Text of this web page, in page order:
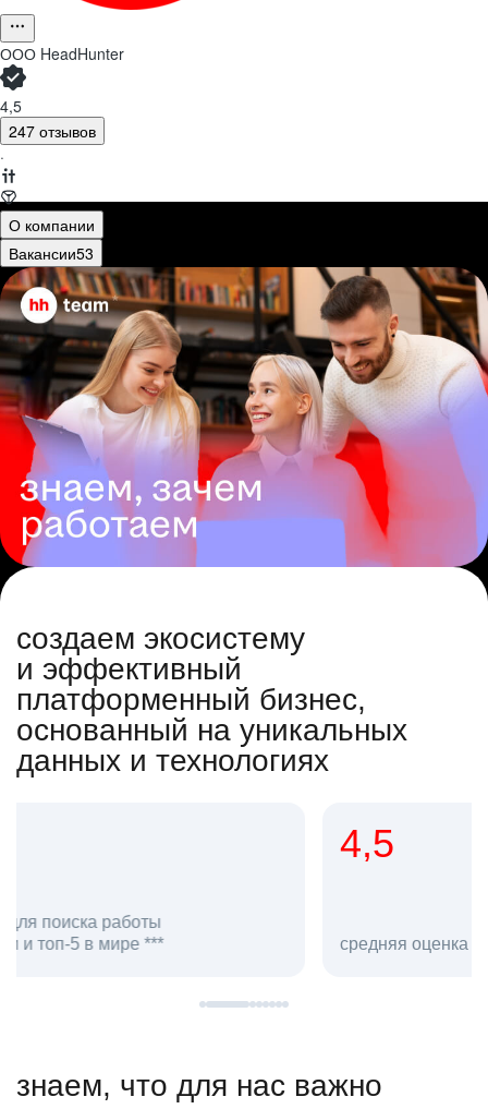
ООО HeadHunter
4,5
247 отзывов
·
О компании
Вакансии53
создаем экосистему
и эффективный
платформенный бизнес,
основанный на уникальных
данных и технологиях
средняя оценка hh.ru как работодателя **
в hh.ru
знаем, что для нас важно